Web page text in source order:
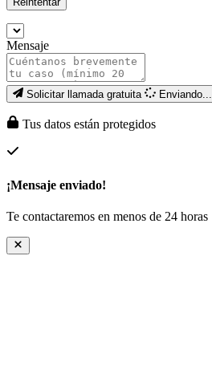
Mensaje
Solicitar llamada gratuita Enviando...
Tus datos están protegidos
¡Mensaje enviado!
Te contactaremos en menos de 24 horas